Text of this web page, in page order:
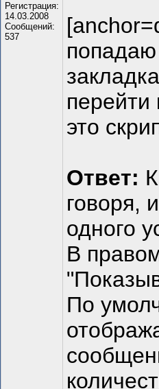
Регистрация:
14.03.2008
Сообщений:
537
это
Ответ:
говоря,
одного
В
По